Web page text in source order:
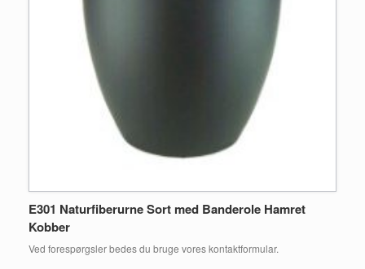
E301 Naturfiberurne Sort med Banderole Hamret
Kobber
Ved forespørgsler bedes du bruge vores kontaktformular.